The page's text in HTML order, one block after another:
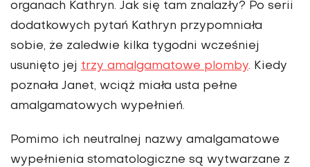
organach Kathryn. Jak się tam znalazły? Po serii
dodatkowych pytań Kathryn przypomniała
sobie, że zaledwie kilka tygodni wcześniej
usunięto jej trzy amalgamatowe plomby. Kiedy
poznała Janet, wciąż miała usta pełne
amalgamatowych wypełnień.
Pomimo ich neutralnej nazwy amalgamatowe
wypełnienia stomatologiczne są wytwarzane z